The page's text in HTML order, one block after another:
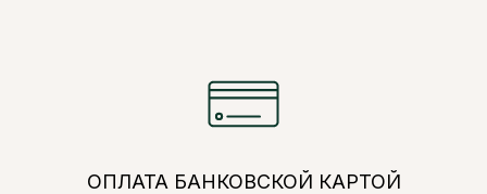
ОПЛАТА БАНКОВСКОЙ КАРТОЙ